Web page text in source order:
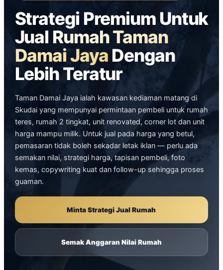
Strategi Premium Untuk
Jual Rumah Taman
Damai Jaya Dengan
Lebih Teratur
Taman Damai Jaya ialah kawasan kediaman matang di
Skudai yang mempunyai permintaan pembeli untuk rumah
teres, rumah 2 tingkat, unit renovated, corner lot dan unit
harga mampu milik. Untuk jual pada harga yang betul,
pemasaran tidak boleh sekadar letak iklan — perlu ada
semakan nilai, strategi harga, tapisan pembeli, foto
kemas, copywriting kuat dan follow-up sehingga proses
guaman.
Minta Strategi Jual Rumah
Semak Anggaran Nilai Rumah